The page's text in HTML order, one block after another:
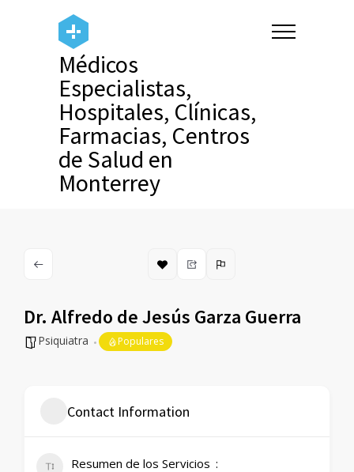
Médicos
Especialistas,
Hospitales, Clínicas,
Farmacias, Centros
de Salud en
Monterrey
Dr. Alfredo de Jesús Garza Guerra
Psiquiatra Populares
Contact Information
Resumen de los Servicios